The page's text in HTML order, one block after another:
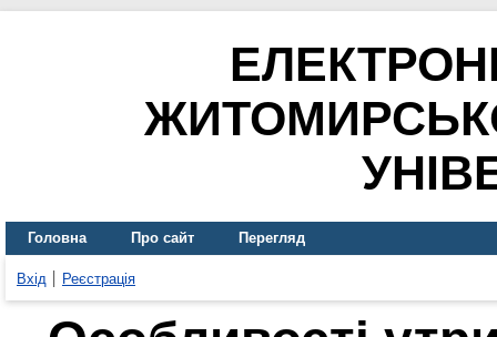
Головна Про сайт Перегляд
Вхід Реєстрація